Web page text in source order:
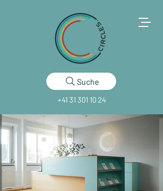
Suche
+41 31 301 10 24